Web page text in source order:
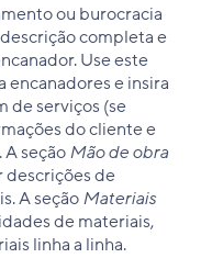
ou burocracia
completa e
Use este
e insira
de serviços (se
do cliente e
seçãoMão de obra
de
A seçãoMateriais
de materiais,
linha a linha.